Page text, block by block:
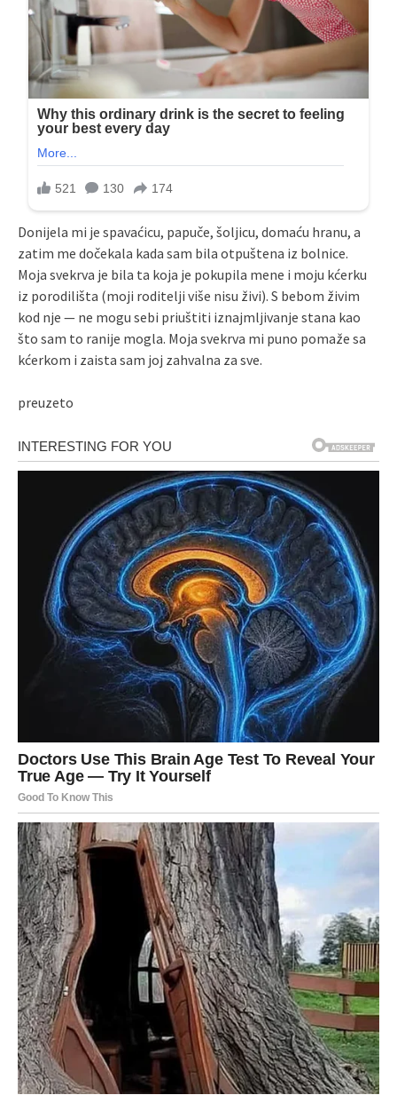
Donijela mi je spavaćicu, papuče, šoljicu, domaću hranu, a
zatim me dočekala kada sam bila otpuštena iz bolnice.
Moja svekrva je bila ta koja je pokupila mene i moju kćerku
iz porodilišta (moji roditelji više nisu živi). S bebom živim
kod nje — ne mogu sebi priuštiti iznajmljivanje stana kao
što sam to ranije mogla. Moja svekrva mi puno pomaže sa
kćerkom i zaista sam joj zahvalna za sve.
preuzeto